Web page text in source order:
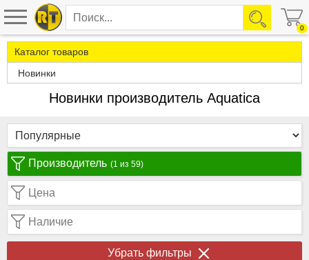
0
Каталог товаров
Новинки
Новинки производитель Aquatica
Производитель (1 из 59)
Цена
Наличие
Убрать фильтры